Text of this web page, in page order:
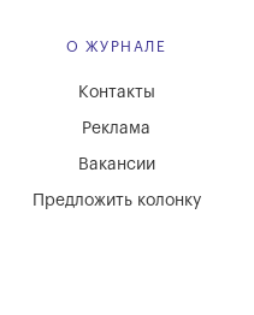
О ЖУРНАЛЕ
Вакансии
Реклама
Контакты
Предложить колонку